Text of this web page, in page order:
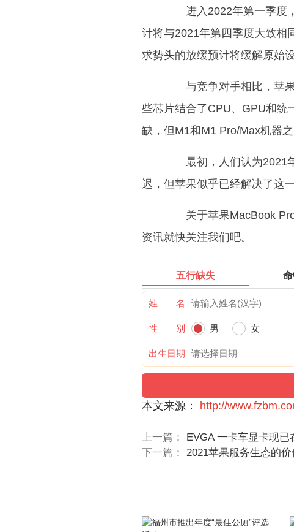
进入2022年第一季度，
计将与2021年第四季度大致相
求势头的放缓预计将缓解原始
与竞争对手相比，苹果
些芯片结合了CPU、GPU和统
缺，但M1和M1 Pro/Max机器之
最初，人们认为2021年
迟，但苹果似乎已经解决了这一
关于苹果MacBook Pro
资讯就快关注我们吧。
五行缺失
姓 名
性 别 男 女
出生日期
本文来源： http://
上一篇：
EVGA 一卡车显卡现
下一篇： 2021苹果服务生态的